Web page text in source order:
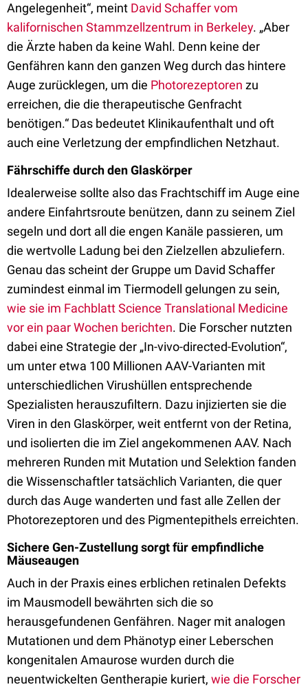
Angelegenheit“, meint David Schaffer vom
kalifornischen Stammzellzentrum in Berkeley. „Aber
die Ärzte haben da keine Wahl. Denn keine der
Genfähren kann den ganzen Weg durch das hintere
Auge zurücklegen, um die Photorezeptoren zu
erreichen, die die therapeutische Genfracht
benötigen.“ Das bedeutet Klinikaufenthalt und oft
auch eine Verletzung der empfindlichen Netzhaut.
Fährschiffe durch den Glaskörper
Idealerweise sollte also das Frachtschiff im Auge eine
andere Einfahrtsroute benützen, dann zu seinem Ziel
segeln und dort all die engen Kanäle passieren, um
die wertvolle Ladung bei den Zielzellen abzuliefern.
Genau das scheint der Gruppe um David Schaffer
zumindest einmal im Tiermodell gelungen zu sein,
wie sie im Fachblatt Science Translational Medicine
vor ein paar Wochen berichten. Die Forscher nutzten
dabei eine Strategie der „In-vivo-directed-Evolution“,
um unter etwa 100 Millionen AAV-Varianten mit
unterschiedlichen Virushüllen entsprechende
Spezialisten herauszufiltern. Dazu injizierten sie die
Viren in den Glaskörper, weit entfernt von der Retina,
und isolierten die im Ziel angekommenen AAV. Nach
mehreren Runden mit Mutation und Selektion fanden
die Wissenschaftler tatsächlich Varianten, die quer
durch das Auge wanderten und fast alle Zellen der
Photorezeptoren und des Pigmentepithels erreichten.
Sichere Gen-Zustellung sorgt für empfindliche
Mäuseaugen
Auch in der Praxis eines erblichen retinalen Defekts
im Mausmodell bewährten sich die so
herausgefundenen Genfähren. Nager mit analogen
Mutationen und dem Phänotyp einer Leberschen
kongenitalen Amaurose wurden durch die
neuentwickelten Gentherapie kuriert, wie die Forscher